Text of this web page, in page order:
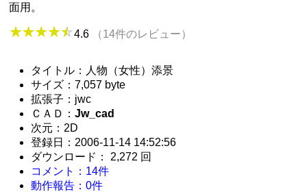
面用。
4.6 （14件のレビュー）
タイトル：人物（女性）添景
サイズ：7,057 byte
拡張子：jwc
ＣＡＤ：Jw_cad
次元：2D
登録日：2006-11-14 14:52:56
ダウンロード： 2,272 回
コメント：14件
動作報告：0件